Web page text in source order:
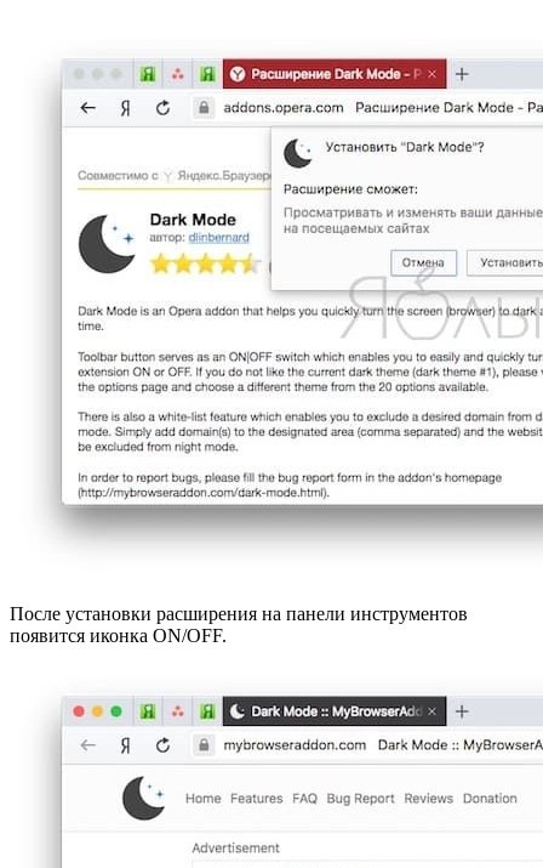
После установки расширения на панели инструментов
появится иконка ON/OFF.